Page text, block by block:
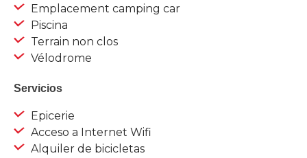
Emplacement camping car
Piscina
Terrain non clos
Vélodrome
Servicios
Epicerie
Acceso a Internet Wifi
Alquiler de bicicletas